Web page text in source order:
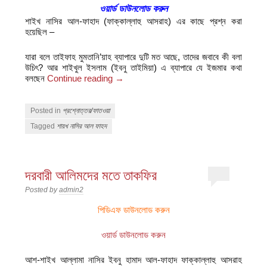
ওয়ার্ড ডাউনলোড করুন
শাইখ নাসির আল-ফাহাদ (ফাক্কাল্লাহু আসরাহ) এর কাছে প্রশ্ন করা
হয়েছিল –
যারা বলে তাইফাহ মুমতানি’য়াহ ব্যাপারে দুটি মত আছে, তাদের জবাবে কী বলা
উচিৎ? আর শাইখুল ইসলাম (ইবনু তাইমিয়া) এ ব্যাপারে যে ইজমার কথা
বলছেনContinue reading →
Posted in প্রশ্নোত্তর/ফাতওয়া
Tagged শায়খ নাসির আল ফাহদ
দরবারী আলিমদের মতে তাকফির
Posted byadmin2
পিডিএফ ডাউনলোড করুন
ওয়ার্ড ডাউনলোড করুন
আশ-শাইখ আল্লামা নাসির ইবনু হামাদ আল-ফাহাদ ফাক্কাল্লাহু আসরাহ